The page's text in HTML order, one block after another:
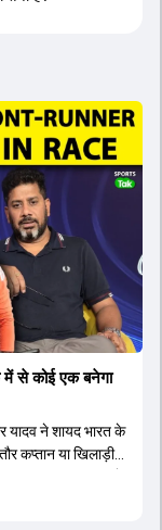
से कोई एक बनेगा
यादव ने शायद भारत के
कप्तान या खिलाड़ी
टी20 सीरीज के
सबसे आगे चल रहे